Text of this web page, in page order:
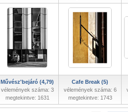
Művész'bejáró (4,79)
vélemények száma: 3
megtekintve: 1631
Cafe Break (5)
vélemények száma: 6
megtekintve: 1743